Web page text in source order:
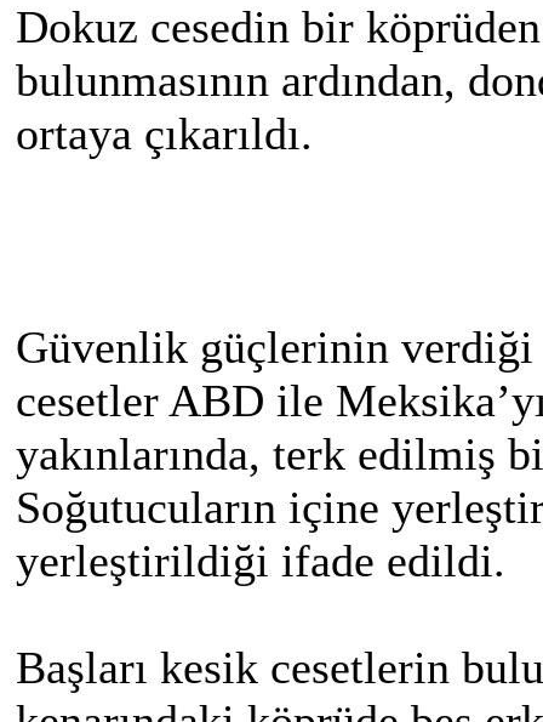
Dokuz cesedin bir
bulunmasının ardından,
ortaya çıkarıldı.
Güvenlik güçlerinin verdiği
cesetler ABD ile
yakınlarında, terk edilmiş
Soğutucuların içine
yerleştirildiği ifade edildi.
Başları kesik cesetlerin